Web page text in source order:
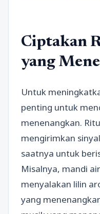
Ciptakan
yang
Untuk
penting untuk
menenangkan.
mengirimkan
saatnya untuk
Misalnya, mandi
menyalakan lilin
yang